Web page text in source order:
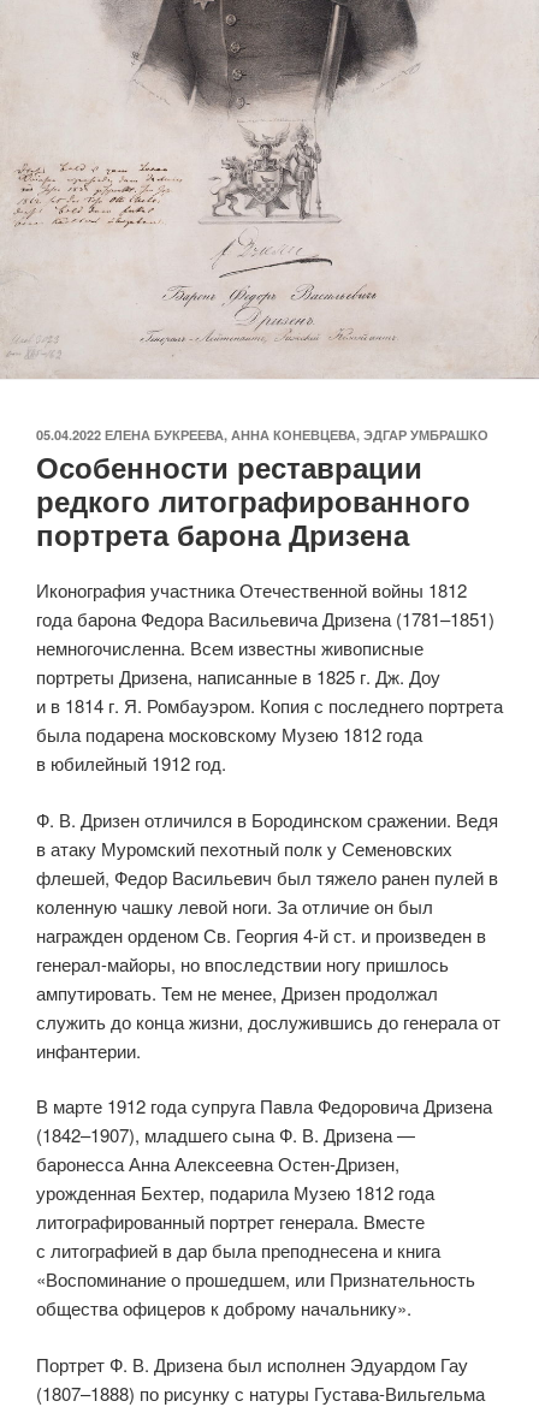
ОПУБЛИКОВАНО
05.04.2022 ЕЛЕНА БУКРЕЕВА, АННА КОНЕВЦЕВА, ЭДГАР УМБРАШКО
Особенности реставрации
редкого литографированного
портрета барона Дризена
Иконография участника Отечественной войны 1812
года барона Федора Васильевича Дризена (1781–1851)
немногочисленна. Всем известны живописные
портреты Дризена, написанные в 1825 г. Дж. Доу
и в 1814 г. Я. Ромбауэром. Копия с последнего портрета
была подарена московскому Музею 1812 года
в юбилейный 1912 год.
Ф. В. Дризен отличился в Бородинском сражении. Ведя
в атаку Муромский пехотный полк у Семеновских
флешей, Федор Васильевич был тяжело ранен пулей в
коленную чашку левой ноги. За отличие он был
награжден орденом Св. Георгия 4-й ст. и произведен в
генерал-майоры, но впоследствии ногу пришлось
ампутировать. Тем не менее, Дризен продолжал
служить до конца жизни, дослужившись до генерала от
инфантерии.
В марте 1912 года супруга Павла Федоровича Дризена
(1842–1907), младшего сына Ф. В. Дризена —
баронесса Анна Алексеевна Остен-Дризен,
урожденная Бехтер, подарила Музею 1812 года
литографированный портрет генерала. Вместе
с литографией в дар была преподнесена и книга
«Воспоминание о прошедшем, или Признательность
общества офицеров к доброму начальнику».
Портрет Ф. В. Дризена был исполнен Эдуардом Гау
(1807–1888) по рисунку с натуры Густава-Вильгельма